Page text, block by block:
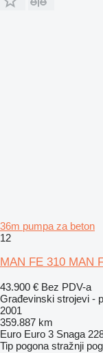
36m pumpa za beton
12
MAN FE 310 MAN
43.900 € Bez PDV-a
Građevinski strojevi -
2001
359.887 km
Euro Euro 3 Snaga
Tip pogona stražnji